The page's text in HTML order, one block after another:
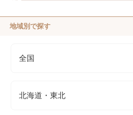
地域別で探す
全国
北海道・東北